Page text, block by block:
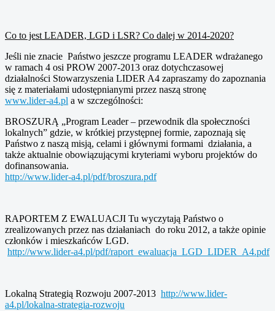
Co to jest LEADER, LGD i LSR? Co dalej w 2014-2020?
Jeśli nie znacie Państwo jeszcze programu LEADER wdrażanego
w ramach 4 osi PROW 2007-2013 oraz dotychczasowej
działalności Stowarzyszenia LIDER A4 zapraszamy do zapoznania
się z materiałami udostępnianymi przez naszą stronę
www.lider-a4.pl a w szczególności:
BROSZURĄ „Program Leader – przewodnik dla społeczności
lokalnych” gdzie, w krótkiej przystępnej formie, zapoznają się
Państwo z naszą misją, celami i głównymi formami działania, a
także aktualnie obowiązującymi kryteriami wyboru projektów do
dofinansowania.
http://www.lider-a4.pl/pdf/broszura.pdf
RAPORTEM Z EWALUACJI Tu wyczytają Państwo o
zrealizowanych przez nas działaniach do roku 2012, a także opinie
członków i mieszkańców LGD.
http://www.lider-a4.pl/pdf/raport_ewaluacja_LGD_LIDER_A4.pdf
Lokalną Strategią Rozwoju 2007-2013 http://www.lider-
a4.pl/lokalna-strategia-rozwoju